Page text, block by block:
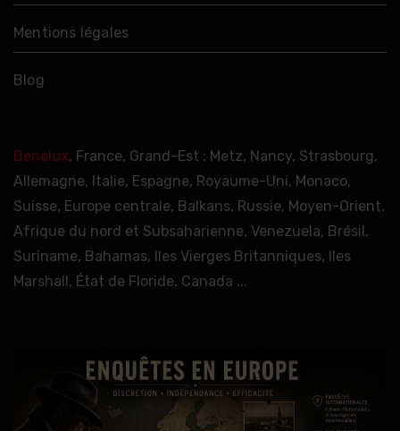
Mentions légales
Blog
Benelux, France, Grand-Est : Metz, Nancy, Strasbourg,
Allemagne, Italie, Espagne, Royaume-Uni, Monaco,
Suisse, Europe centrale, Balkans, Russie, Moyen-Orient,
Afrique du nord et Subsaharienne, Venezuela, Brésil,
Suriname, Bahamas, Iles Vierges Britanniques, Iles
Marshall, État de Floride, Canada ...